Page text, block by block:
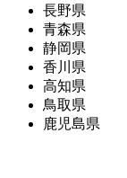
長野県
青森県
静岡県
香川県
高知県
鳥取県
鹿児島県